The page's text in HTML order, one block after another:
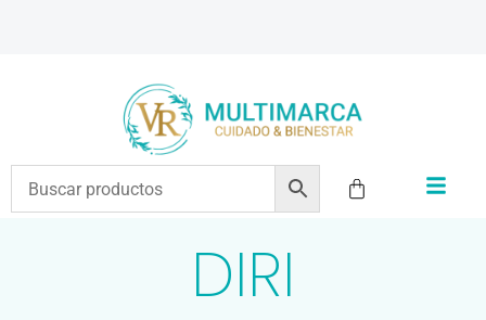
ENVÍOS A TODO EL PAÍS | RECIBIMOS TODOS LOS MEDIOS DE PAGO
DIRI